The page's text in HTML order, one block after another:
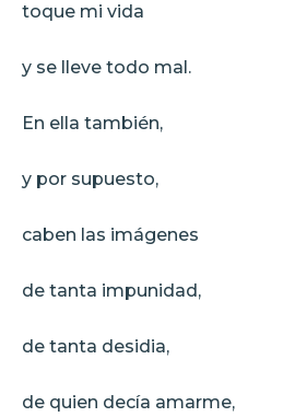
toque mi vida
y se lleve todo mal.
En ella también,
y por supuesto,
caben las imágenes
de tanta impunidad,
de tanta desidia,
de quien decía amarme,